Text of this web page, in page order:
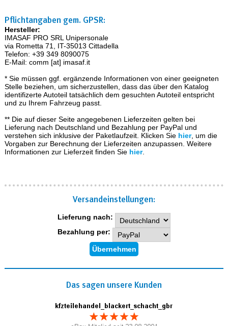
Pflichtangaben gem. GPSR:
Hersteller:
IMASAF PRO SRL Unipersonale
via Rometta 71, IT-35013 Cittadella
Telefon: +39 349 8090075
E-Mail: comm [at] imasaf.it
* Sie müssen ggf. ergänzende Informationen von einer geeigneten
Stelle beziehen, um sicherzustellen, dass das über den Katalog
identifizerte Autoteil tatsächlich dem gesuchten Autoteil entspricht
und zu Ihrem Fahrzeug passt.
** Die auf dieser Seite angegebenen Lieferzeiten gelten bei
Lieferung nach Deutschland und Bezahlung per PayPal und
verstehen sich inklusive der Paketlaufzeit. Klicken Sie hier, um die
Vorgaben zur Berechnung der Lieferzeiten anzupassen. Weitere
Informationen zur Lieferzeit finden Sie hier.
Versand­einstellungen:
Lieferung nach:
Bezahlung per:
Das sagen unsere Kunden